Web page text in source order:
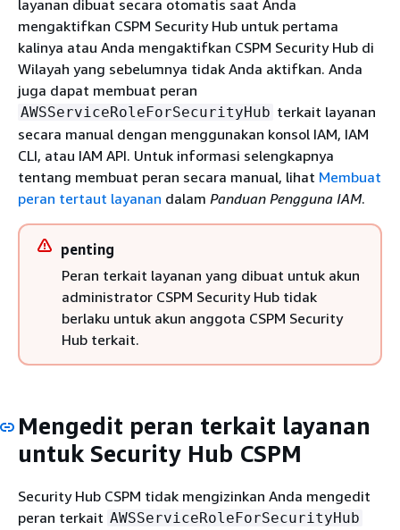
layanan dibuat secara otomatis saat Anda
mengaktifkan CSPM Security Hub untuk pertama
kalinya atau Anda mengaktifkan CSPM Security Hub di
Wilayah yang sebelumnya tidak Anda aktifkan. Anda
juga dapat membuat peran
AWSServiceRoleForSecurityHub terkait layanan
secara manual dengan menggunakan konsol IAM, IAM
CLI, atau IAM API. Untuk informasi selengkapnya
tentang membuat peran secara manual, lihat Membuat
peran tertaut layanan dalam Panduan Pengguna IAM.
penting
Peran terkait layanan yang dibuat untuk akun
administrator CSPM Security Hub tidak
berlaku untuk akun anggota CSPM Security
Hub terkait.
Mengedit peran terkait layanan
untuk Security Hub CSPM
Security Hub CSPM tidak mengizinkan Anda mengedit
peran terkait AWSServiceRoleForSecurityHub